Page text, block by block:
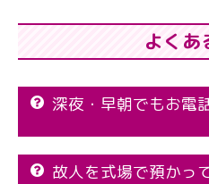
よくあ
深夜・早朝でもお電
故人を式場で預かっ